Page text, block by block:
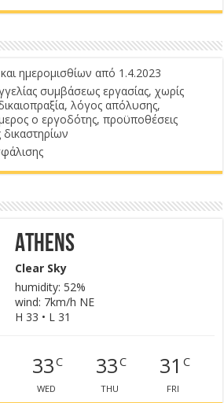
ημερομισθίων από 1.4.2023
συμβάσεως εργασίας, χωρίς
λόγος απόλυσης,
ο εργοδότης, προϋποθέσεις
δικαστηρίων
Athens
Clear Sky
humidity: 52%
wind: 7km/h NE
H 33 • L 31
33C
WED
33C
THU
31 C
FRI